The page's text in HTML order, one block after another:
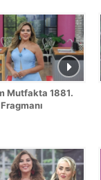
Mutfakta 1881.